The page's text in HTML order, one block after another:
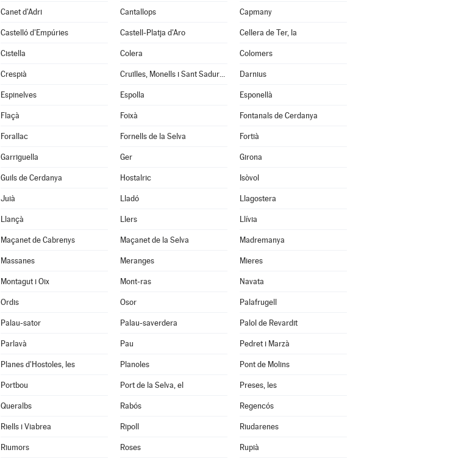
Canet d'Adri Cantallops Capmany
Castelló d'Empúries Castell-Platja d'Aro Cellera de Ter, la
Cistella Colera Colomers
Crespià Cruïlles, Monells i Sant Sadurní de l'Heura Darnius
Espinelves Espolla Esponellà
Flaçà Foixà Fontanals de Cerdanya
Forallac Fornells de la Selva Fortià
Garriguella Ger Girona
Guils de Cerdanya Hostalric Isòvol
Juià Lladó Llagostera
Llançà Llers Llívia
Maçanet de Cabrenys Maçanet de la Selva Madremanya
Massanes Meranges Mieres
Montagut i Oix Mont-ras Navata
Ordis Osor Palafrugell
Palau-sator Palau-saverdera Palol de Revardit
Parlavà Pau Pedret i Marzà
Planes d'Hostoles, les Planoles Pont de Molins
Portbou Port de la Selva, el Preses, les
Queralbs Rabós Regencós
Riells i Viabrea Ripoll Riudarenes
Riumors Roses Rupià